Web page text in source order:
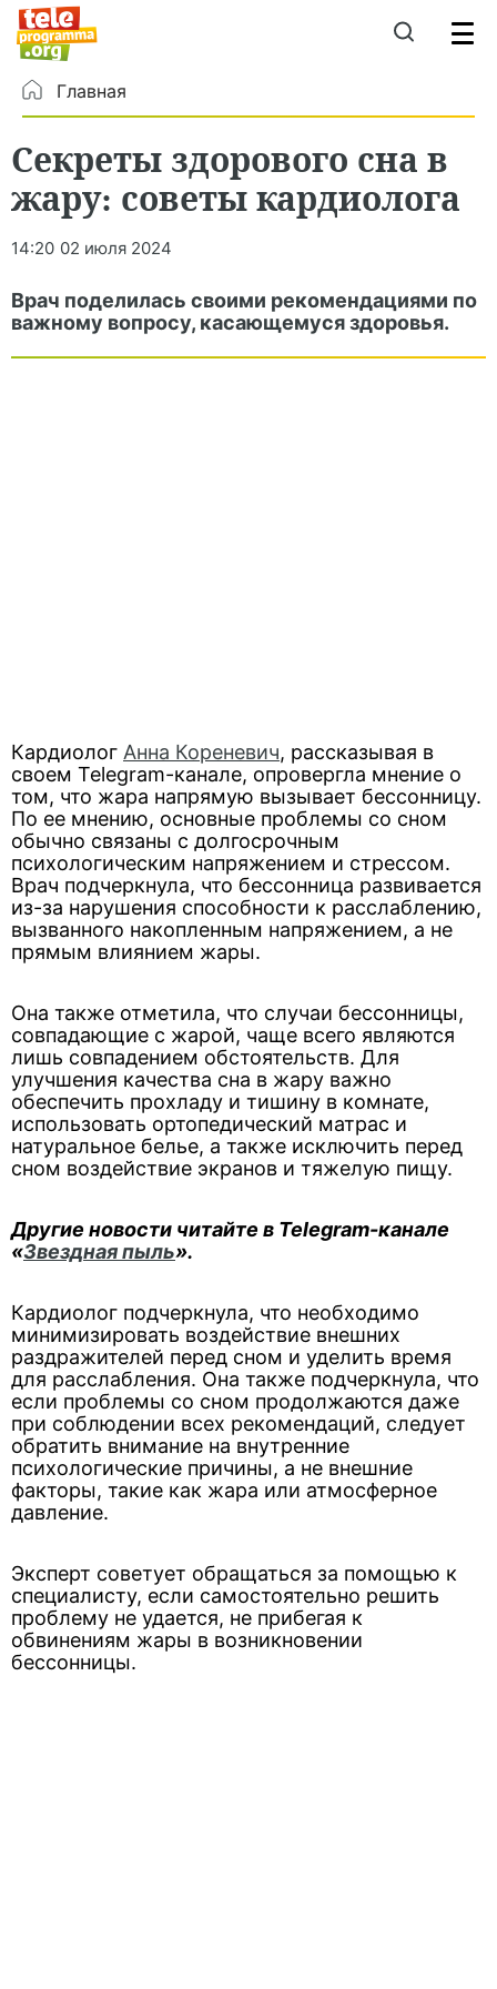
Главная
Секреты здорового сна в
жару: советы кардиолога
14:20 02 июля 2024
Врач поделилась своими рекомендациями по
важному вопросу, касающемуся здоровья.
Кардиолог Анна Кореневич, рассказывая в
своем Telegram-канале, опровергла мнение о
том, что жара напрямую вызывает бессонницу.
По ее мнению, основные проблемы со сном
обычно связаны с долгосрочным
психологическим напряжением и стрессом.
Врач подчеркнула, что бессонница развивается
из-за нарушения способности к расслаблению,
вызванного накопленным напряжением, а не
прямым влиянием жары.
Она также отметила, что случаи бессонницы,
совпадающие с жарой, чаще всего являются
лишь совпадением обстоятельств. Для
улучшения качества сна в жару важно
обеспечить прохладу и тишину в комнате,
использовать ортопедический матрас и
натуральное белье, а также исключить перед
сном воздействие экранов и тяжелую пищу.
Другие новости читайте в Telegram-канале
«Звездная пыль».
Кардиолог подчеркнула, что необходимо
минимизировать воздействие внешних
раздражителей перед сном и уделить время
для расслабления. Она также подчеркнула, что
если проблемы со сном продолжаются даже
при соблюдении всех рекомендаций, следует
обратить внимание на внутренние
психологические причины, а не внешние
факторы, такие как жара или атмосферное
давление.
Эксперт советует обращаться за помощью к
специалисту, если самостоятельно решить
проблему не удается, не прибегая к
обвинениям жары в возникновении
бессонницы.